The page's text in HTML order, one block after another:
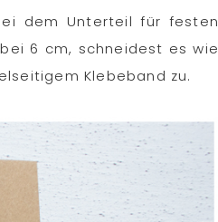
dem Unterteil für festen
6 cm, schneidest es wie
Klebeband zu.